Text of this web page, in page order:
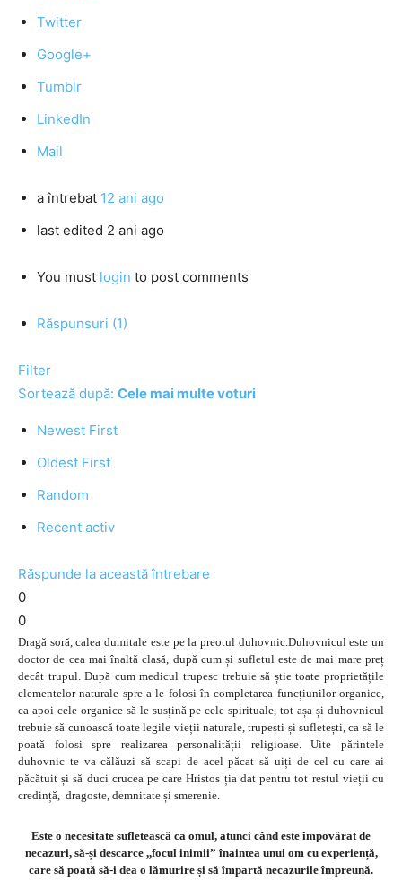
Twitter
Google+
Tumblr
LinkedIn
Mail
a întrebat 12 ani ago
last edited 2 ani ago
You must login to post comments
Răspunsuri (1)
Filter
Sortează după: Cele mai multe voturi
Newest First
Oldest First
Random
Recent activ
Răspunde la această întrebare
0
0
Dragă soră, calea dumitale este pe la preotul duhovnic.Duhovnicul este un
doctor de cea mai înaltă clasă, după cum și sufletul este de mai mare preț
decât trupul. După cum medicul trupesc trebuie să știe toate proprietățile
elementelor naturale spre a le folosi în completarea funcțiunilor organice,
ca apoi cele organice să le susțină pe cele spirituale, tot așa și duhovnicul
trebuie să cunoască toate legile vieții naturale, trupești și sufletești, ca să le
poată folosi spre realizarea personalității religioase. Uite părintele
duhovnic te va călăuzi să scapi de acel păcat să uiți de cel cu care ai
păcătuit și să duci crucea pe care Hristos ția dat pentru tot restul vieții cu
credință, dragoste, demnitate și smerenie.
Este o necesitate sufletească ca omul, atunci când este împovărat de
necazuri, să-și descarce ,,focul inimii” înaintea unui om cu experiență,
care să poată să-i dea o lămurire și să împartă necazurile împreună.